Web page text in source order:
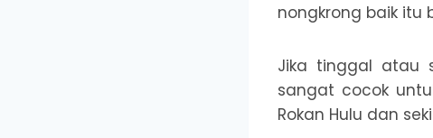
nongkrong baik itu
Jika tinggal atau
sangat cocok
Rokan Hulu dan